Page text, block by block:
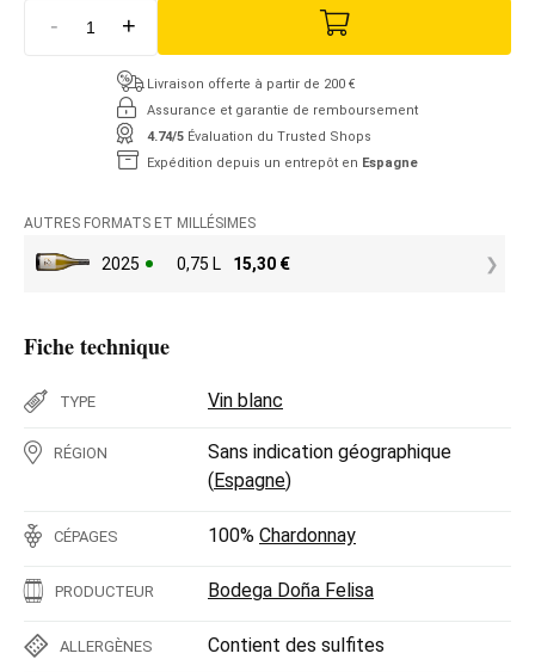
- +
Livraison offerte à partir de 200 €
Assurance et garantie de remboursement
4.74/5 Évaluation du Trusted Shops
Expédition depuis un entrepôt en Espagne
AUTRES FORMATS ET MILLÉSIMES
2025 0,75 L 15,30 €
Fiche technique
TYPE Vin blanc
RÉGION
Sans indication géographique
(Espagne)
CÉPAGES 100% Chardonnay
PRODUCTEUR Bodega Doña Felisa
ALLERGÈNES Contient des sulfites